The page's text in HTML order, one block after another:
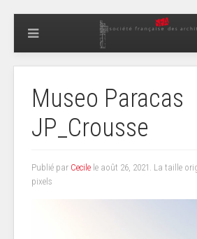
Museo Paracas
JP_Crousse
Publié par Cecile le août 26, 2021 . La taille
pixels